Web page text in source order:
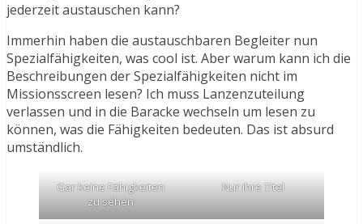
jederzeit austauschen kann?
Immerhin haben die austauschbaren Begleiter nun
Spezialfähigkeiten, was cool ist. Aber warum kann ich die
Beschreibungen der Spezialfähigkeiten nicht im
Missionsscreen lesen? Ich muss Lanzenzuteilung
verlassen und in die Baracke wechseln um lesen zu
können, was die Fähigkeiten bedeuten. Das ist absurd
umständlich.
Gar keine Fähigkeiten
zu sehen
Nur ihre Titel